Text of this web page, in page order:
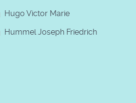
Hugo Victor Marie
Hummel Joseph Friedrich